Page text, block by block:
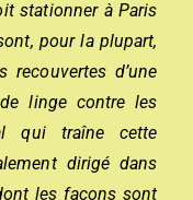
stationner à Paris
pour la plupart,
recouvertes d’une
linge contre les
qui traîne cette
dirigé dans
les façons sont